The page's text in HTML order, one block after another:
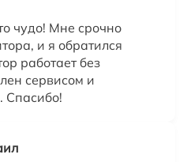
чудо! Мне срочно
и я обратился
работает без
сервисом и
Спасибо!